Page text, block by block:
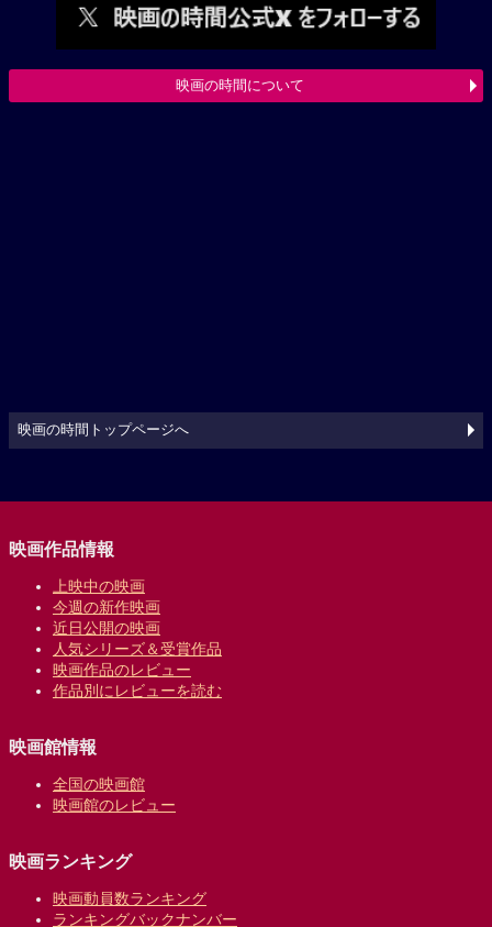
映画の時間について
映画の時間トップページへ
映画作品情報
上映中の映画
今週の新作映画
近日公開の映画
人気シリーズ＆受賞作品
映画作品のレビュー
作品別にレビューを読む
映画館情報
全国の映画館
映画館のレビュー
映画ランキング
映画動員数ランキング
ランキングバックナンバー